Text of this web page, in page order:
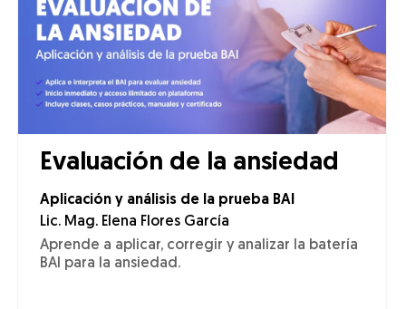
Evaluación de la ansiedad
Aplicación y análisis de la prueba BAI
Lic. Mag. Elena Flores García
Aprende a aplicar, corregir y analizar la batería
BAI para la ansiedad.